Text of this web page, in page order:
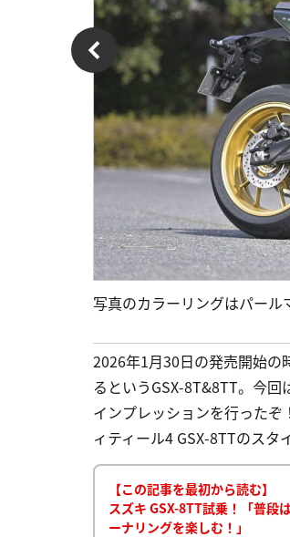
写真のカラーリングはパール
2026年1月30日の発売開始の
るというGSX-8T&8TT。今
インプレッションを行ったぞ
ィティール4 GSX-8TTのス
【この記事を最初から読む】
スズキ GSX-8TT試乗！「普段
ーナリングを楽しむ！」